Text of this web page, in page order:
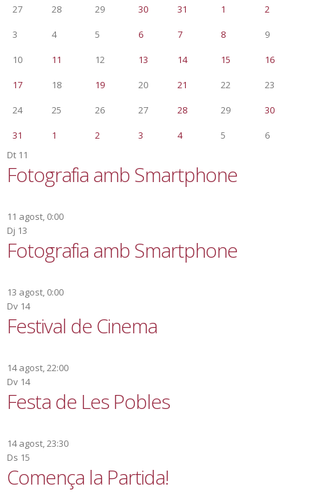
27
28 29 30 31 1
2
3
4 5 6 7 8
9
10
11 12 13 14 15
16
17
18 19 20 21 22
23
24
25 26 27 28 29
30
31
1 2 3 4 5
6
Dt 11
Fotografia amb Smartphone
11 agost, 0:00
Dj 13
Fotografia amb Smartphone
13 agost, 0:00
Dv 14
Festival de Cinema
14 agost, 22:00
Dv 14
Festa de Les Pobles
14 agost, 23:30
Ds 15
Comença la Partida!